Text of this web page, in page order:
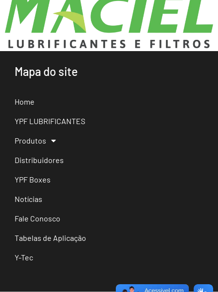
Mapa do site
Home
YPF LUBRIFICANTES
Produtos
Distribuidores
YPF Boxes
Notícias
Fale Conosco
Tabelas de Aplicação
Y-Tec